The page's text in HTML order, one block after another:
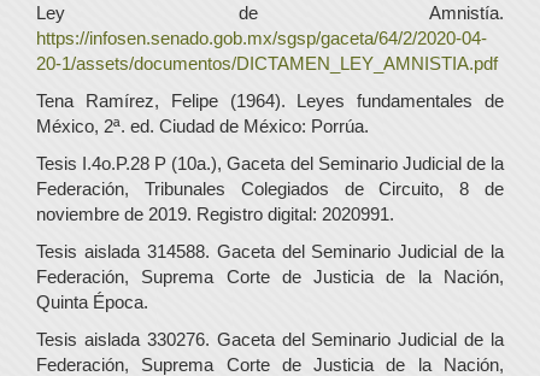
Ley de Amnistía.
https://infosen.senado.gob.mx/sgsp/gaceta/64/2/2020-04-
20-1/assets/documentos/DICTAMEN_LEY_AMNISTIA.pdf
Tena Ramírez, Felipe (1964). Leyes fundamentales de
México, 2ª. ed. Ciudad de México: Porrúa.
Tesis I.4o.P.28 P (10a.), Gaceta del Seminario Judicial de la
Federación, Tribunales Colegiados de Circuito, 8 de
noviembre de 2019. Registro digital: 2020991.
Tesis aislada 314588. Gaceta del Seminario Judicial de la
Federación, Suprema Corte de Justicia de la Nación,
Quinta Época.
Tesis aislada 330276. Gaceta del Seminario Judicial de la
Federación, Suprema Corte de Justicia de la Nación,